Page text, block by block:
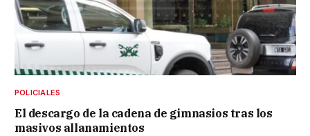
POLICIALES
El descargo de la cadena de gimnasios tras los
masivos allanamientos